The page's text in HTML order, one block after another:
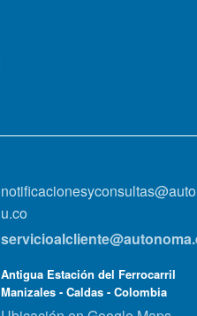
u.co
Antigua Estación del Ferrocarril
Manizales - Caldas - Colombia